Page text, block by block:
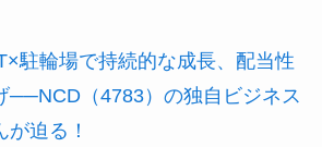
駐輪場で持続的な成長、配当性
──NCD（4783）の独自ビジネス
迫る！